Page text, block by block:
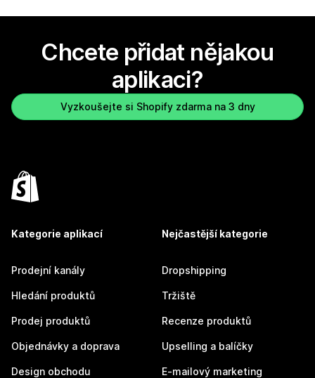
Chcete přidat nějakou
aplikaci?
Vyzkoušejte si Shopify zdarma na 3 dny
Kategorie aplikací
Prodejní kanály
Hledání produktů
Prodej produktů
Objednávky a doprava
Design obchodu
Nejčastější kategorie
Dropshipping
Tržiště
Recenze produktů
Upselling a balíčky
E-mailový marketing